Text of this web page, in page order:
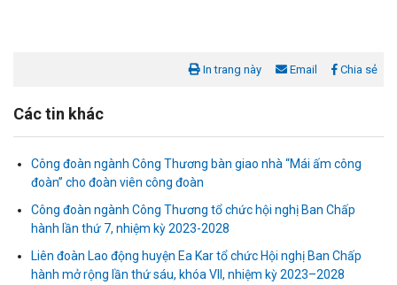
In trang này Email Chia sẻ
Các tin khác
Công đoàn ngành Công Thương bàn giao nhà “Mái ấm công
đoàn” cho đoàn viên công đoàn
Công đoàn ngành Công Thương tổ chức hội nghị Ban Chấp
hành lần thứ 7, nhiệm kỳ 2023-2028
Liên đoàn Lao động huyện Ea Kar tổ chức Hội nghị Ban Chấp
hành mở rộng lần thứ sáu, khóa VII, nhiệm kỳ 2023–2028
Liên đoàn Lao động tỉnh tổ chức trao kinh phí hỗ trợ xây dựng nhà
Mái ấm Công đoàn cho đoàn viên công đoàn có hoàn cảnh...